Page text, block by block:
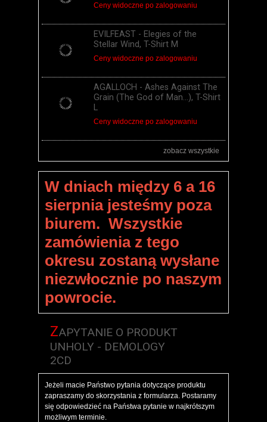
Ceny widoczne po zalogowaniu
EVILFEAST - Elegies of the
Stellar Wind, T-Shirt M
Ceny widoczne po zalogowaniu
AGALLOCH - Ashes Against The
Grain (The God of Man...), T-Shirt
L
Ceny widoczne po zalogowaniu
zobacz wszystkie
W dniach między 6 a 16
sierpnia jesteśmy poza
biurem. Wszystkie
zamówienia z tego
okresu zostaną wysłane
niezwłocznie po naszym
powrocie.
ZAPYTANIE O PRODUKT
UNHOLY - DEMOLOGY
2CD
Jeżeli macie Państwo pytania dotyczące produktu
zapraszamy do skorzystania z formularza. Postaramy
się odpowiedzieć na Państwa pytanie w najkrótszym
możliwym terminie.